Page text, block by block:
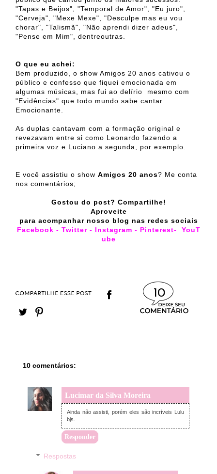
"Tapas e Beijos", "Temporal de Amor", "Eu juro",
"Cerveja", "Mexe Mexe", "Desculpe mas eu vou
chorar", "Talismã", "Não aprendi dizer adeus",
"Pense em Mim", dentreoutras.
O que eu achei:
Bem produzido, o show Amigos 20 anos cativou o
público e confesso que fiquei emocionada em
algumas músicas, mas fui ao delírio mesmo com
"Evidências" que todo mundo sabe cantar.
Emocionante.
As duplas cantavam com a formação original e
revezavam entre si como Leonardo fazendo a
primeira voz e Luciano a segunda, por exemplo.
E você assistiu o show Amigos 20 anos? Me conta
nos comentários;
Gostou do post? Compartilhe!
Aproveite
para acompanhar nosso blog nas redes sociais
Facebook - Twitter- Instagram - Pinterest-
YouT
ube
10
10 comentários:
Lucimar da Silva Moreira
sexta-feira, janeiro 26, 2024
Ainda não assisti, porém eles são incríveis Lulu
bjs.
Responder
Respostas